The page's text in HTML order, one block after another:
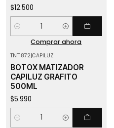
$12.500
Cantidad
Comprar ahora
TNT1872|CAPILUZ
BOTOX MATIZADOR
CAPILUZ GRAFITO
500ML
$5.990
Cantidad